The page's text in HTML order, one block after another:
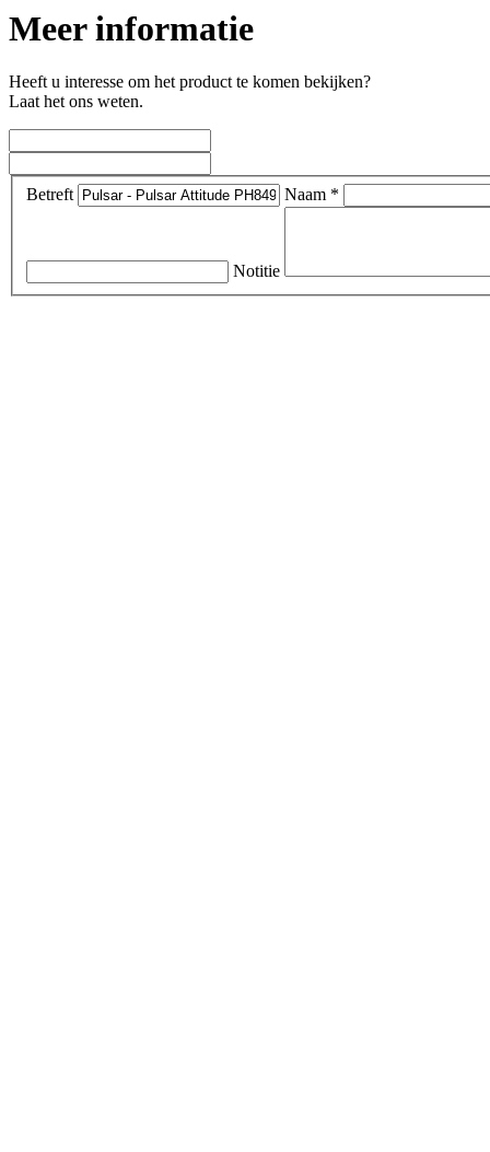
Meer informatie
Heeft u interesse om het product te komen bekijken?
Laat het ons weten.
Betreft Naam *
Notitie